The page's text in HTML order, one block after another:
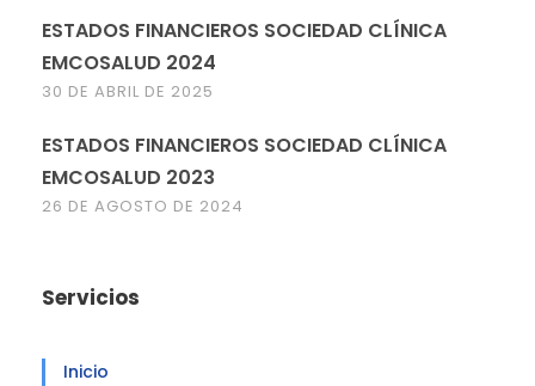
ESTADOS FINANCIEROS SOCIEDAD CLÍNICA
EMCOSALUD 2024
30 DE ABRIL DE 2025
ESTADOS FINANCIEROS SOCIEDAD CLÍNICA
EMCOSALUD 2023
26 DE AGOSTO DE 2024
Servicios
Inicio